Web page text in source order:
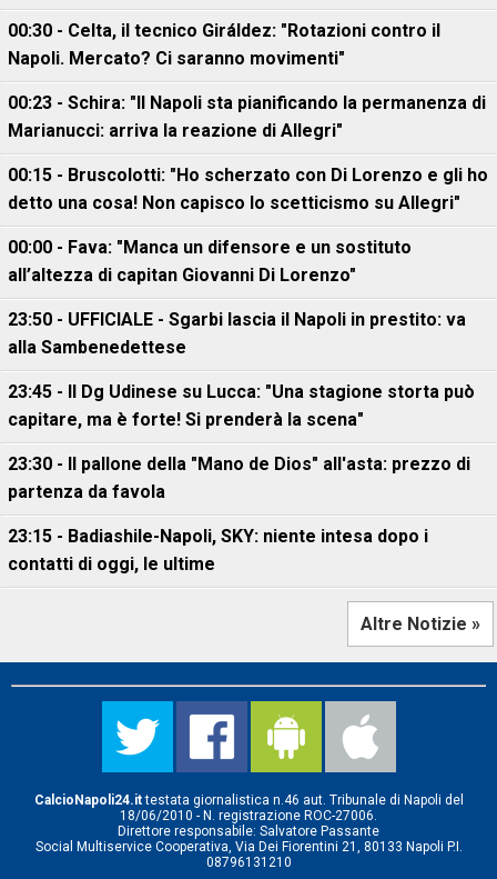
00:30 - Celta, il tecnico Giráldez: "Rotazioni contro il
Napoli. Mercato? Ci saranno movimenti"
00:23 - Schira: "Il Napoli sta pianificando la permanenza di
Marianucci: arriva la reazione di Allegri"
00:15 - Bruscolotti: "Ho scherzato con Di Lorenzo e gli ho
detto una cosa! Non capisco lo scetticismo su Allegri"
00:00 - Fava: "Manca un difensore e un sostituto
all’altezza di capitan Giovanni Di Lorenzo"
23:50 - UFFICIALE - Sgarbi lascia il Napoli in prestito: va
alla Sambenedettese
23:45 - Il Dg Udinese su Lucca: "Una stagione storta può
capitare, ma è forte! Si prenderà la scena"
23:30 - Il pallone della "Mano de Dios" all'asta: prezzo di
partenza da favola
23:15 - Badiashile-Napoli, SKY: niente intesa dopo i
contatti di oggi, le ultime
Altre Notizie »
CalcioNapoli24.ittestata giornalistica n.46 aut. Tribunale di Napoli del
18/06/2010 - N. registrazione ROC-27006.
Direttore responsabile: Salvatore Passante
Social Multiservice Cooperativa, Via Dei Fiorentini 21, 80133 Napoli P.I.
08796131210